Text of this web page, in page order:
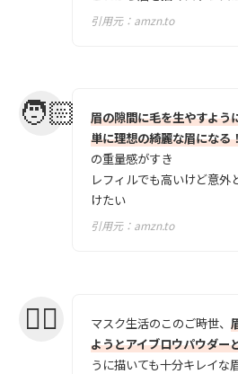
引用元： amzn.to
眉の隙間に毛を生やすよう
単に理想の綺麗な眉になる
の重量感がすき
レフィルでも高いけど意外
けたい
引用元： amzn.to
マスク生活のこのご時世、
ようとアイブロウパウダー
うに描いても十分キレイな